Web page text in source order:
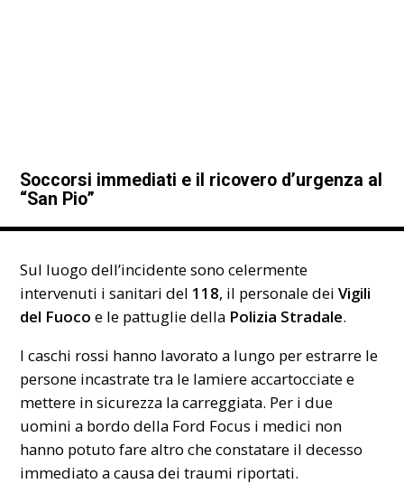
Soccorsi immediati e il ricovero d’urgenza al
“San Pio”
Sul luogo dell’incidente sono celermente
intervenuti i sanitari del 118, il personale deiVigili
del Fuoco e le pattuglie della Polizia Stradale.
I caschi rossi hanno lavorato a lungo per estrarre le
persone incastrate tra le lamiere accartocciate e
mettere in sicurezza la carreggiata. Per i due
uomini a bordo della Ford Focus i medici non
hanno potuto fare altro che constatare il decesso
immediato a causa dei traumi riportati.